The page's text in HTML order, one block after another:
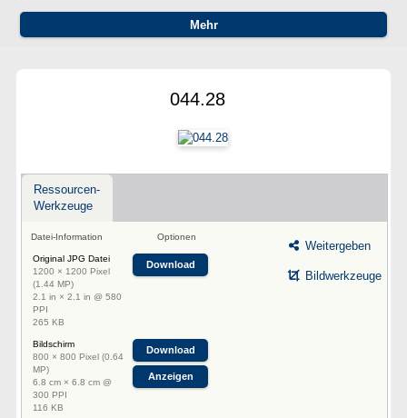
044.28
Ressourcen-
Werkzeuge
Datei-Information Optionen
Original JPG Datei
1200 × 1200 Pixel
(1.44 MP)
2.1 in × 2.1 in @ 580
PPI
265 KB
Download
Bildschirm
800 × 800 Pixel (0.64
MP)
6.8 cm × 6.8 cm @
300 PPI
116 KB
Download
Anzeigen
Weitergeben
Bildwerkzeuge